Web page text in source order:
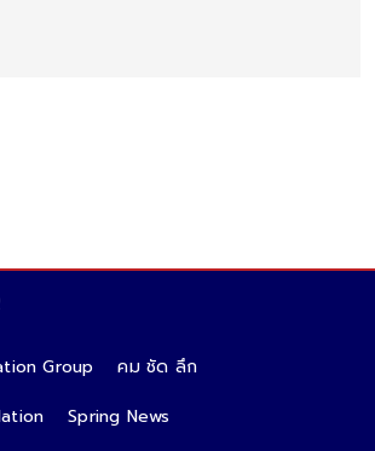
Group
คม ชัด ลึก
Spring News